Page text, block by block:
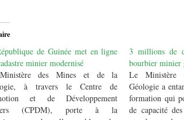
de Guinée met en ligne
minier modernisé
des Mines et de la
à travers le Centre de
et de Développement
(CPDM), porte à la
3 millions de
bourbier minier
Le
Géologie a
formation qui
de capacité